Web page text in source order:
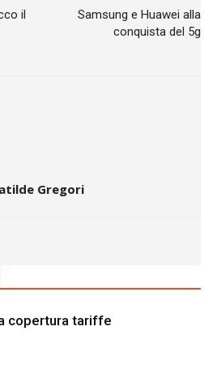
il
Samsung e Huawei alla
conquista del 5g
Gregori
copertura tariffe